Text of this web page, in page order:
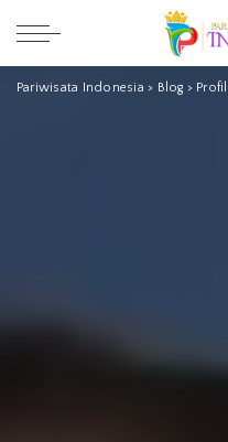
Pariwisata Indonesia > Blog > Profil